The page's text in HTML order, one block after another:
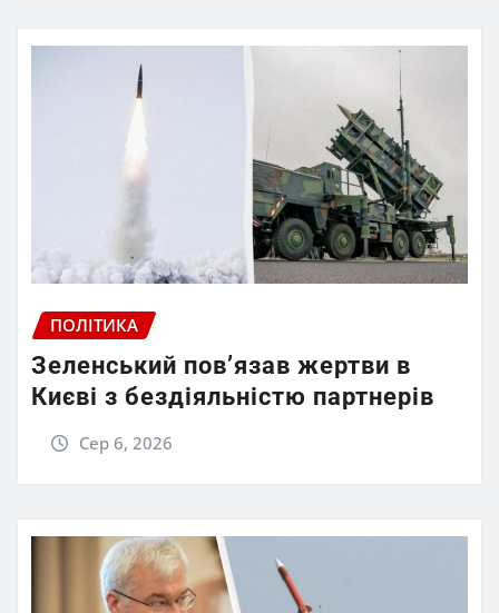
ПОЛІТИКА
Зеленський пов’язав жертви в
Києві з бездіяльністю партнерів
Сер 6, 2026